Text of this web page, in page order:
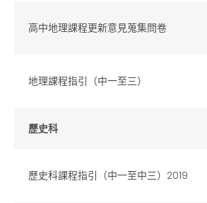
高中地理課程更新意見蒐集問卷
地理課程指引（中一至三）
歷史科
歷史科課程指引（中一至中三）2019